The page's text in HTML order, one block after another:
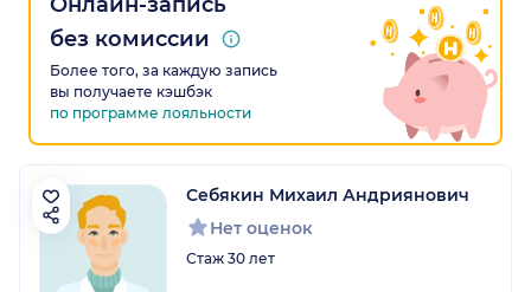
без комиссии
Более того, за каждую запись
вы получаете кэшбэк
по программе лояльности
Себякин Михаил Андриянович
Нет оценок
Стаж 30 лет